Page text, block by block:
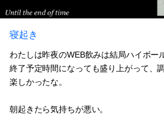
寝起き
わたしは昨夜のWEB飲みは結局ハイボー
終了予定時間になっても盛り上がって、
楽しかったな。
朝起きたら気持ちが悪い。